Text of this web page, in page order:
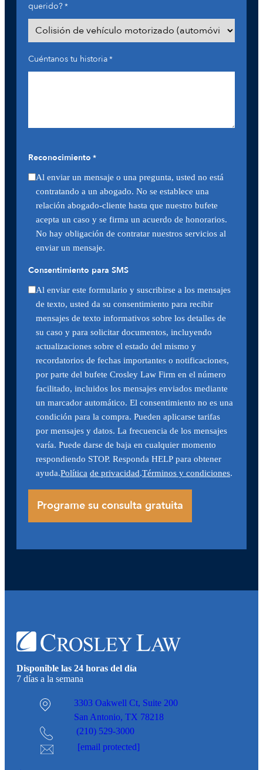
querido?*
Cuéntanos tu historia*
Reconocimiento *
Al enviar un mensaje o una pregunta, usted no está
contratando a un abogado. No se establece una
relación abogado-cliente hasta que nuestro bufete
acepta un caso y se firma un acuerdo de honorarios.
No hay obligación de contratar nuestros servicios al
enviar un mensaje.
Consentimiento para SMS
Al enviar este formulario y suscribirse a los mensajes
de texto, usted da su consentimiento para recibir
mensajes de texto informativos sobre los detalles de
su caso y para solicitar documentos, incluyendo
actualizaciones sobre el estado del mismo y
recordatorios de fechas importantes o notificaciones,
por parte del bufete Crosley Law Firm en el número
facilitado, incluidos los mensajes enviados mediante
un marcador automático. El consentimiento no es una
condición para la compra. Pueden aplicarse tarifas
por mensajes y datos. La frecuencia de los mensajes
varía. Puede darse de baja en cualquier momento
respondiendo STOP. Responda HELP para obtener
ayuda.Política de privacidad.Términos y condiciones.
Disponible las 24 horas del día
7 días a la semana
3303 Oakwell Ct, Suite 200
San Antonio, TX 78218
(210) 529-3000
[email protected]